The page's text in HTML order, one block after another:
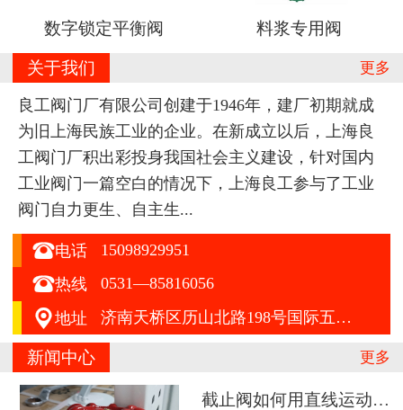
数字锁定平衡阀 料浆专用阀
更多
关于我们
良工阀门厂有限公司创建于1946年，建厂初期就成
为旧上海民族工业的企业。在新成立以后，上海良
工阀门厂积出彩投身我国社会主义建设，针对国内
工业阀门一篇空白的情况下，上海良工参与了工业
阀门自力更生、自主生...
电话 15098929951
热线 0531—85816056
地址 济南天桥区历山北路198号国际五金机电城A区412号
更多
新闻中心
截止阀如何用直线运动征服严苛工况